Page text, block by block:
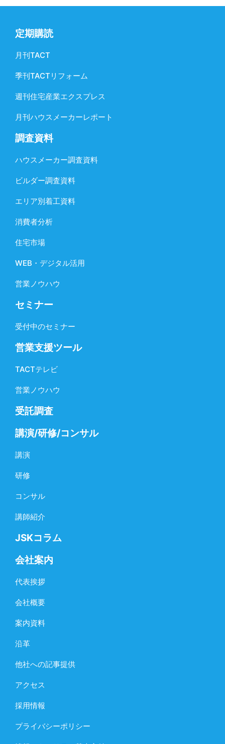
定期購読
月刊TACT
季刊TACTリフォーム
週刊住宅産業エクスプレス
月刊ハウスメーカーレポート
調査資料
ハウスメーカー調査資料
ビルダー調査資料
エリア別着工資料
消費者分析
住宅市場
WEB・デジタル活用
営業ノウハウ
セミナー
受付中のセミナー
営業支援ツール
TACTテレビ
営業ノウハウ
受託調査
講演/研修/コンサル
講演
研修
コンサル
講師紹介
JSKコラム
会社案内
代表挨拶
会社概要
案内資料
沿革
他社への記事提供
アクセス
採用情報
プライバシーポリシー